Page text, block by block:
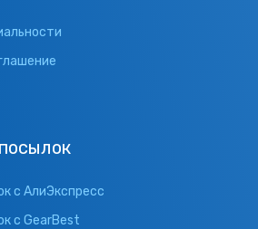
с АлиЭкспресс
с GearBest